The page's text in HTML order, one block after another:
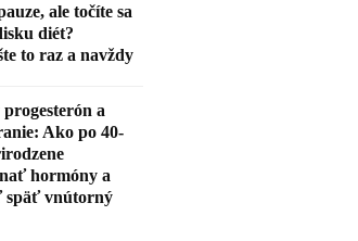
ale točíte sa
diét?
to raz a navždy
a
Ako po 40-
hormóny a
späť vnútorný